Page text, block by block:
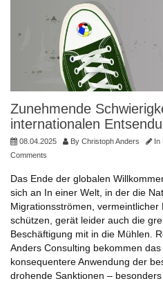
Zunehmende
internationalen
08.04.2025 By Christoph Anders In
Comments
Das Ende der globalen
sich an In einer Welt, in der die
Migrationsströmen,
schützen, gerät leider auch die
Beschäftigung mit in die Mühlen.
Anders Consulting bekommen
konsequentere Anwendung der
drohende Sanktionen –